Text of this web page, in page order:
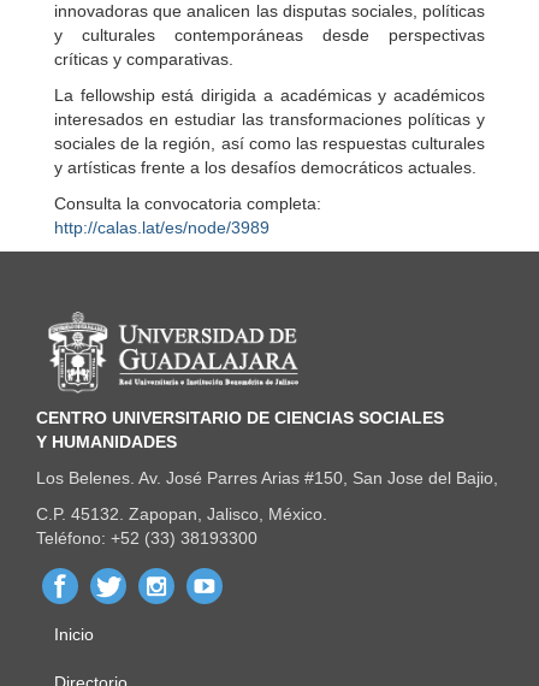
innovadoras que analicen las disputas sociales, políticas
y culturales contemporáneas desde perspectivas
críticas y comparativas.
La fellowship está dirigida a académicas y académicos
interesados en estudiar las transformaciones políticas y
sociales de la región, así como las respuestas culturales
y artísticas frente a los desafíos democráticos actuales.
Consulta la convocatoria completa:
http://calas.lat/es/node/3989
Información del portal
CENTRO UNIVERSITARIO DE CIENCIAS SOCIALES
Y HUMANIDADES
Los Belenes. Av. José Parres Arias #150, San Jose del Bajio,
C.P. 45132. Zapopan, Jalisco, México.
Teléfono: +52 (33) 38193300
Menú
Inicio